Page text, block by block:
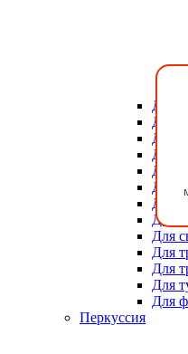
Для
Для
Для
Для
Для
Для
Для
Для
Для
Для
Для
Для
Для
Перкуссия